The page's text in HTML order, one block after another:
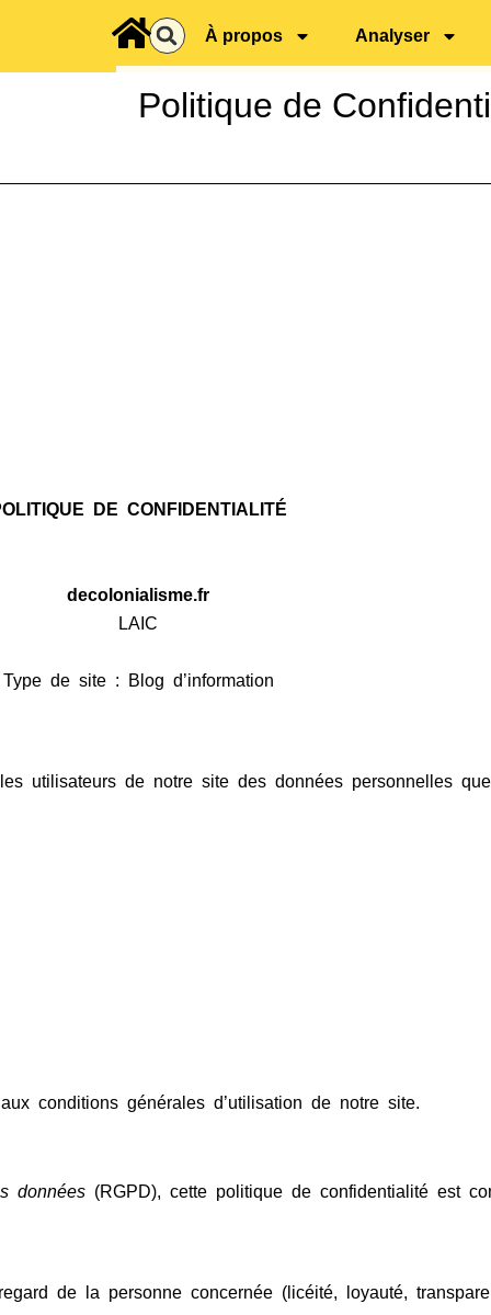
À propos Analyser
Politique de
DE CONFIDENTIALITÉ
decolonialisme.fr
LAIC
Type de site : Blog d’information
utilisateurs de notre site des données personnelles
conditions générales d’utilisation de notre site.
données (RGPD), cette politique de confidentialité est
de la personne concernée (licéité, loyauté,